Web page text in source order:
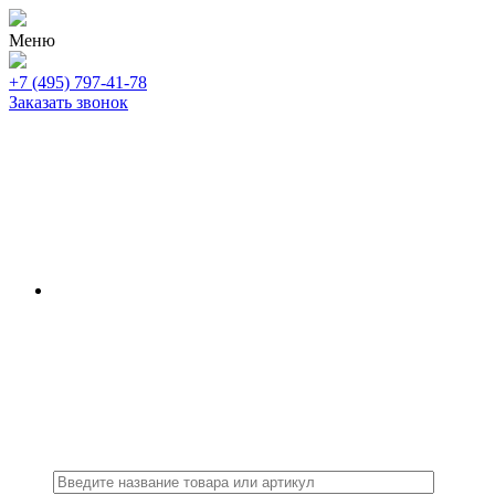
Меню
+7 (495) 797-41-78
Заказать звонок